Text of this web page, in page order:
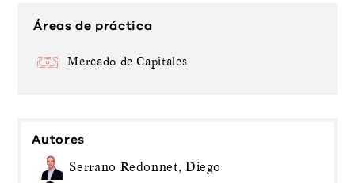
Áreas de práctica
Mercado de Capitales
Autores
Serrano Redonnet, Diego